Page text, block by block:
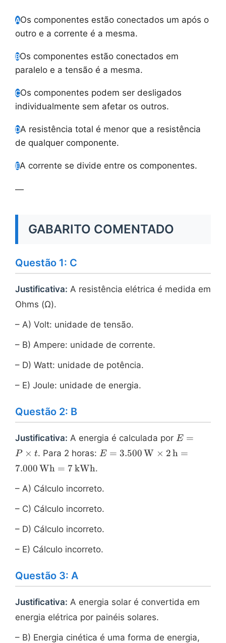
AOs componentes estão conectados um após o
outro e a corrente é a mesma.
BOs componentes estão conectados em
paralelo e a tensão é a mesma.
COs componentes podem ser desligados
individualmente sem afetar os outros.
DA resistência total é menor que a resistência
de qualquer componente.
EA corrente se divide entre os componentes.
—
GABARITO COMENTADO
Questão 1: C
Justificativa: A resistência elétrica é medida em
Ohms (Ω).
– A) Volt: unidade de tensão.
– B) Ampere: unidade de corrente.
– D) Watt: unidade de potência.
– E) Joule: unidade de energia.
Questão 2: B
Justificativa: A energia é calculada por E = P
t
E =
P × t. Para 2 horas: E = 3.500\,
\text{h} =
7.000\,
\text{Wh}
\text{kWh}
E = 3.500 W × 2h =
7.000Wh = 7kWh.
– A) Cálculo incorreto.
– C) Cálculo incorreto.
– D) Cálculo incorreto.
– E) Cálculo incorreto.
Questão 3: A
Justificativa: A energia solar é convertida em
energia elétrica por painéis solares.
– B) Energia cinética é uma forma de energia,